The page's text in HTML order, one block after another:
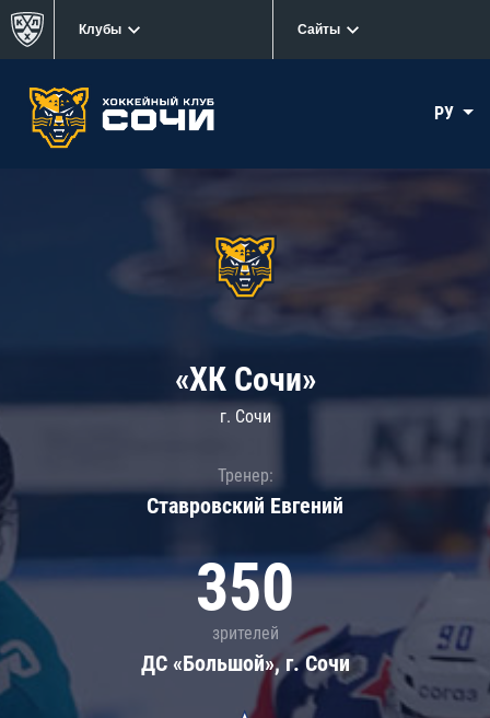
Клубы Сайты
РУ
«ХК Сочи»
г. Сочи
Тренер:
Ставровский Евгений
350
зрителей
ДС «Большой», г. Сочи